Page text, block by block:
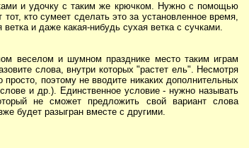
и удочку с таким же крючком. Нужно с помощью
кто сумеет сделать это за установленное время,
и даже какая-нибудь сухая ветка с сучками.
веселом и шумном празднике место таким играм
слова, внутри которых "растет ель". Несмотря
просто, поэтому не вводите никаких дополнительных
и др.). Единственное условие - нужно называть
не сможет предложить свой вариант слова
будет разыгран вместе с другими.